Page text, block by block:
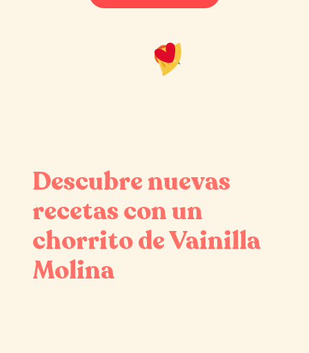
Descubre nuevas
recetas con un
chorrito de Vainilla
Molina